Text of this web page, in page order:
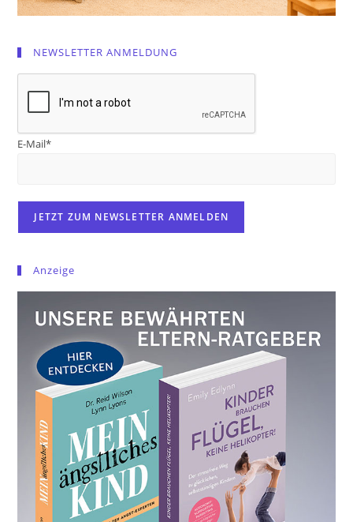
NEWSLETTER ANMELDUNG
E-Mail*
Anzeige